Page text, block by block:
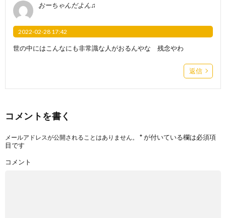
おーちゃんだよん♫
2022-02-28 17:42
世の中にはこんなにも非常識な人がおるんやな 残念やわ
返信
コメントを書く
メールアドレスが公開されることはありません。 *が付いている欄は必須項
目です
コメント